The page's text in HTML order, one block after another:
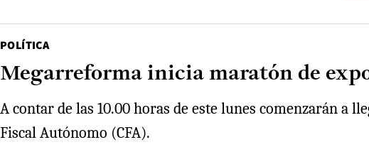
POLÍTICA
Megarreforma inicia maratón de
A contar de las 10.00 horas de este lunes comenzarán a
Fiscal Autónomo (CFA).